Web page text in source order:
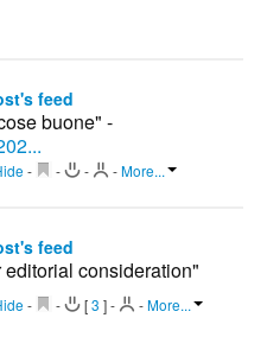
feed
buone" -
- - - -More...
feed
consideration"
- - [3 ]- -More...